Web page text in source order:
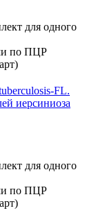
FL.
иерсиниоза